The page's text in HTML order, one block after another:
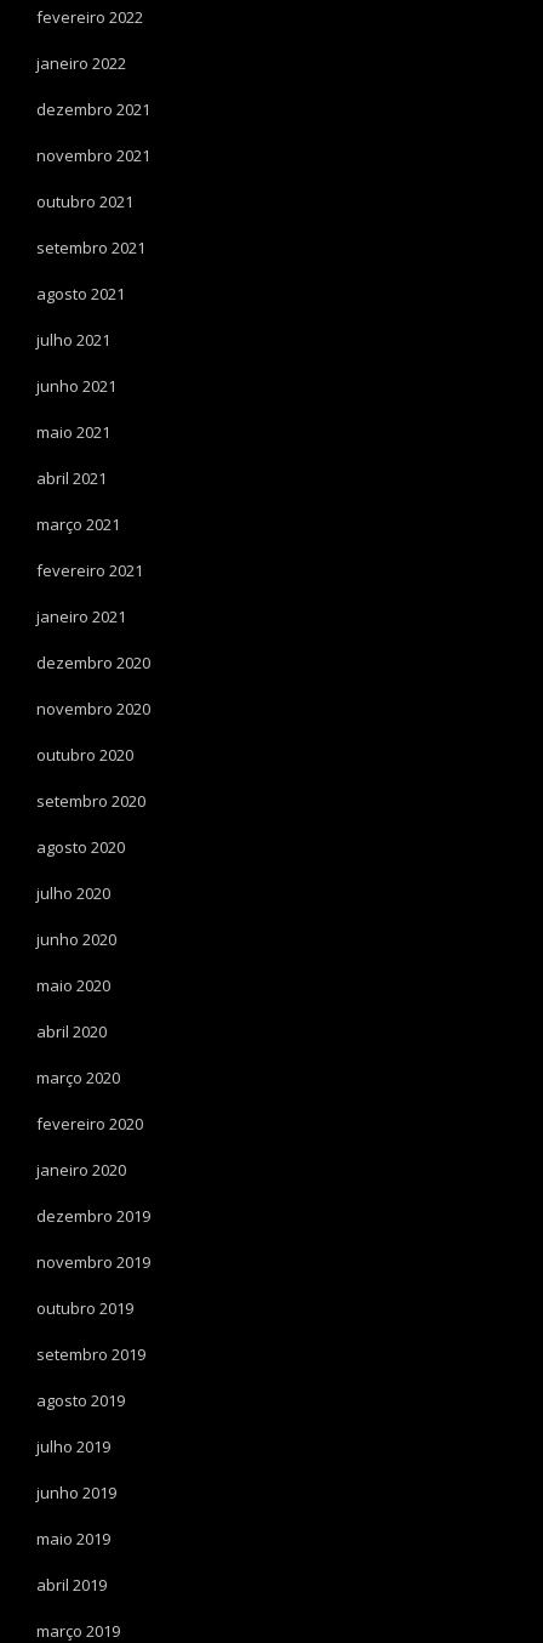
fevereiro 2022
janeiro 2022
dezembro 2021
novembro 2021
outubro 2021
setembro 2021
agosto 2021
julho 2021
junho 2021
maio 2021
abril 2021
março 2021
fevereiro 2021
janeiro 2021
dezembro 2020
novembro 2020
outubro 2020
setembro 2020
agosto 2020
julho 2020
junho 2020
maio 2020
abril 2020
março 2020
fevereiro 2020
janeiro 2020
dezembro 2019
novembro 2019
outubro 2019
setembro 2019
agosto 2019
julho 2019
junho 2019
maio 2019
abril 2019
março 2019